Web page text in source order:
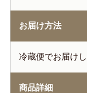
お届け方法
冷蔵便でお届けし
商品詳細